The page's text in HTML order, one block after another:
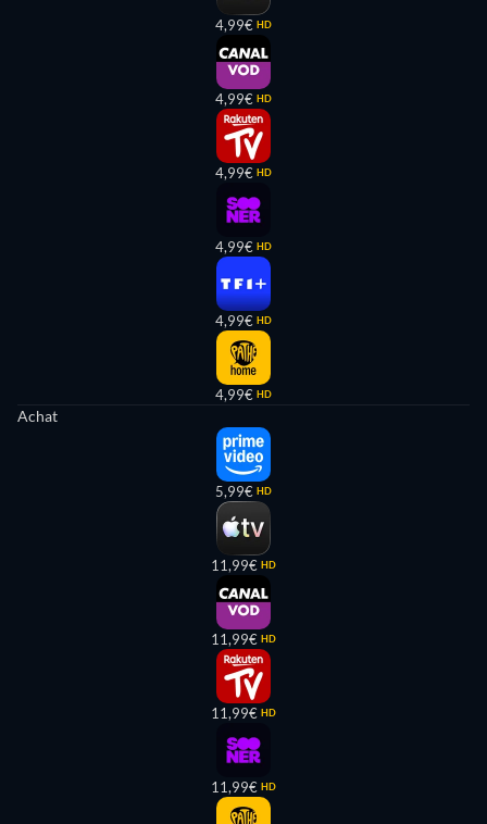
4,99€ HD
4,99€ HD
4,99€ HD
4,99€ HD
4,99€ HD
4,99€ HD
Achat
5,99€ HD
11,99€ HD
11,99€ HD
11,99€ HD
11,99€ HD